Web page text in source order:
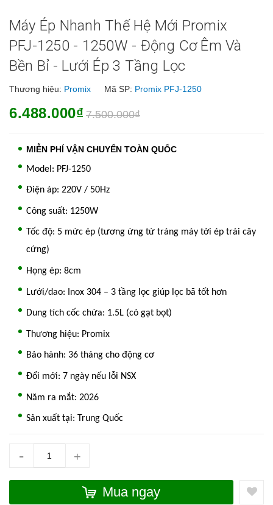
Máy Ép Nhanh Thế Hệ Mới Promix
PFJ-1250 - 1250W - Động Cơ Êm Và
Bền Bỉ - Lưới Ép 3 Tầng Lọc
Thương hiệu: Promix Mã SP: Promix PFJ-1250
6.488.000₫ 7.500.000₫
MIỄN PHÍ VẬN CHUYỂN TOÀN QUỐC
Model: PFJ-1250
Điện áp: 220V / 50Hz
Công suất: 1250W
Tốc độ: 5 mức ép (tương ứng từ tráng máy tới ép trái cây
cứng)
Họng ép: 8cm
Lưới/dao: Inox 304 – 3 tầng lọc giúp lọc bã tốt hơn
Dung tích cốc chứa: 1.5L (có gạt bọt)
Thương hiệu: Promix
Bảo hành: 36 tháng cho động cơ
Đổi mới: 7 ngày nếu lỗi NSX
Năm ra mắt: 2026
Sản xuất tại: Trung Quốc
- +
Mua ngay